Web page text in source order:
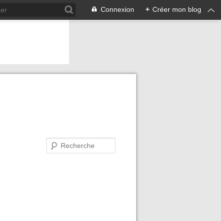
Connexion + Créer mon blog